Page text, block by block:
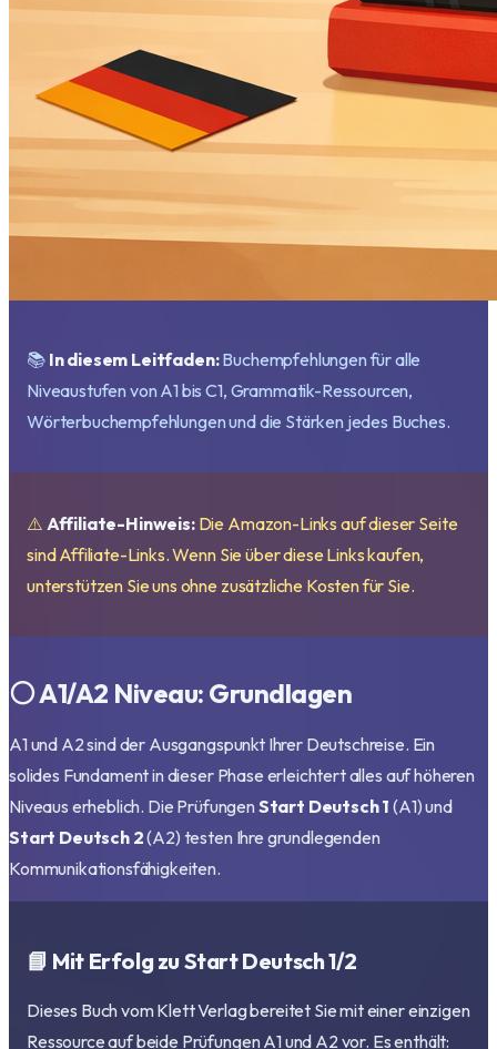
📚 In diesem Leitfaden:Buchempfehlungen für alle
Niveaustufen von A1 bis C1, Grammatik-Ressourcen,
Wörterbuchempfehlungen und die Stärken jedes Buches.
⚠️ Affiliate-Hinweis:Die Amazon-Links auf dieser Seite
sind Affiliate-Links. Wenn Sie über diese Links kaufen,
unterstützen Sie uns ohne zusätzliche Kosten für Sie.
⚪ A1/A2 Niveau: Grundlagen
A1 und A2 sind der Ausgangspunkt Ihrer Deutschreise. Ein
solides Fundament in dieser Phase erleichtert alles auf höheren
Niveaus erheblich. Die Prüfungen Start Deutsch 1 (A1) und
Start Deutsch 2(A2) testen Ihre grundlegenden
Kommunikationsfähigkeiten.
📘 Mit Erfolg zu Start Deutsch 1/2
Dieses Buch vom Klett Verlag bereitet Sie mit einer einzigen
Ressource auf beide Prüfungen A1 und A2 vor. Es enthält: